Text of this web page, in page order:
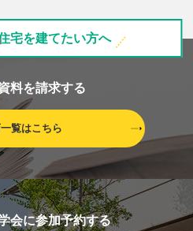
宅を建てたい方へ
料を請求する
覧はこちら
会に参加予約する